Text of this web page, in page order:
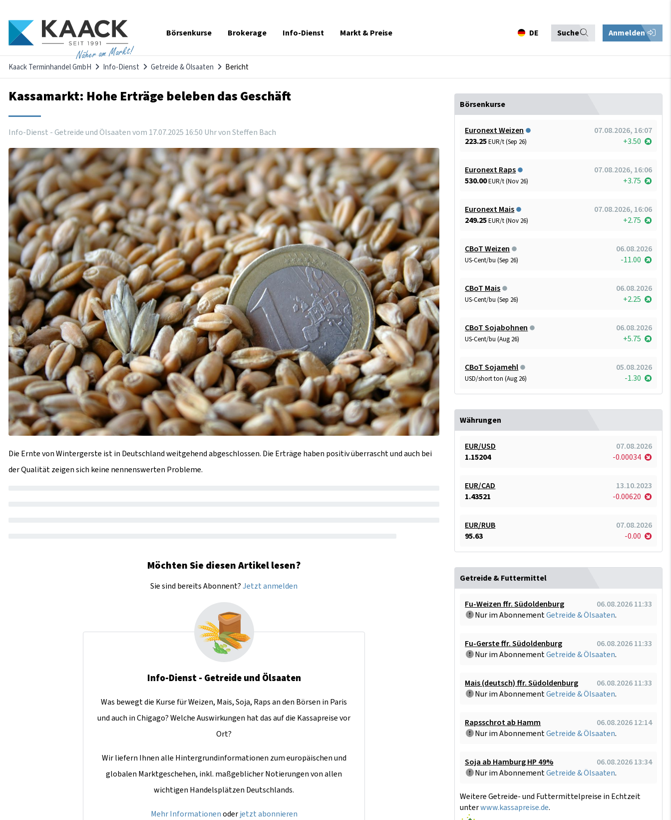
Näher am Markt!
Navigation
Börsenkurse Brokerage Info-Dienst Markt & Preise DE Suche Anmelden
Kaack Terminhandel GmbH Info-Dienst Getreide & Ölsaaten Bericht
Kassamarkt: Hohe Erträge beleben das Geschäft
Info-Dienst - Getreide und Ölsaaten vom 17.07.2025 16:50 Uhrvon Steffen Bach
Die Ernte von Wintergerste ist in Deutschland weitgehend abgeschlossen. Die Erträge haben positiv überrascht und auch bei
der Qualität zeigen sich keine nennenswerten Probleme.
Möchten Sie diesen Artikel lesen?
Sie sind bereits Abonnent?Jetzt anmelden
Info-Dienst - Getreide und Ölsaaten
Was bewegt die Kurse für Weizen, Mais, Soja, Raps an den Börsen in Paris
und auch in Chigago? Welche Auswirkungen hat das auf die Kassapreise vor
Ort?
Wir liefern Ihnen alle Hintergrundinformationen zum europäischen und
globalen Marktgeschehen, inkl. maßgeblicher Notierungen von allen
wichtigen Handelsplätzen Deutschlands.
Mehr Informationenoderjetzt abonnieren
Börsenkurse
Euronext Weizen
07.08.2026, 16:07
223.25EUR/t (Sep 26) +3.50
Euronext Raps
07.08.2026, 16:06
530.00EUR/t (Nov 26) +3.75
Euronext Mais
07.08.2026, 16:06
249.25EUR/t (Nov 26) +2.75
CBoT Weizen 06.08.2026
US-Cent/bu (Sep 26) -11.00
CBoT Mais 06.08.2026
US-Cent/bu (Sep 26) +2.25
CBoT Sojabohnen 06.08.2026
US-Cent/bu (Aug 26) +5.75
CBoT Sojamehl 05.08.2026
USD/short ton (Aug 26) -1.30
Währungen
EUR/USD
07.08.2026
1.15204
-0.00034
EUR/CAD
13.10.2023
1.43521
-0.00620
EUR/RUB
07.08.2026
95.63
-0.00
Getreide & Futtermittel
Fu-Weizen ffr. Südoldenburg
06.08.2026 11:33
Nur im AbonnementGetreide & Ölsaaten.
Fu-Gerste ffr. Südoldenburg
06.08.2026 11:33
Nur im AbonnementGetreide & Ölsaaten.
Mais (deutsch) ffr. Südoldenburg
06.08.2026 11:33
Nur im AbonnementGetreide & Ölsaaten.
Rapsschrot ab Hamm
06.08.2026 12:14
Nur im AbonnementGetreide & Ölsaaten.
Soja ab Hamburg HP 49%
06.08.2026 13:34
Nur im AbonnementGetreide & Ölsaaten.
Weitere Getreide- und Futtermittelpreise in Echtzeit
unterwww.kassapreise.de.